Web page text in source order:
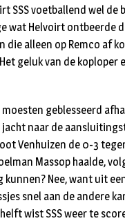
SSS voetballend wel de
Helvoirt ontbeerde
alleen op Remco af
geluk van de koploper
geblesseerd
naar de
Venhuizen de 0-3
Massop haalde,
Nee, want uit
snel aan de andere
helft wist SSS weer te